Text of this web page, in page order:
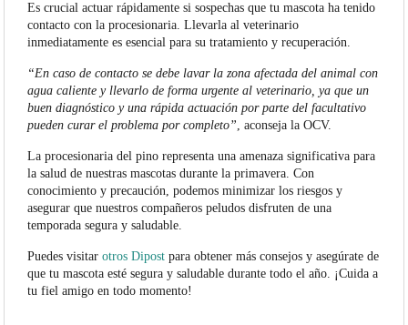
Es crucial actuar rápidamente si sospechas que tu mascota ha tenido
contacto con la procesionaria. Llevarla al veterinario
inmediatamente es esencial para su tratamiento y recuperación.
“En caso de contacto se debe lavar la zona afectada del animal con
agua caliente y llevarlo de forma urgente al veterinario, ya que un
buen diagnóstico y una rápida actuación por parte del facultativo
pueden curar el problema por completo”, aconseja la OCV.
La procesionaria del pino representa una amenaza significativa para
la salud de nuestras mascotas durante la primavera. Con
conocimiento y precaución, podemos minimizar los riesgos y
asegurar que nuestros compañeros peludos disfruten de una
temporada segura y saludable.
Puedes visitarotros Dipost para obtener más consejos y asegúrate de
que tu mascota esté segura y saludable durante todo el año. ¡Cuida a
tu fiel amigo en todo momento!